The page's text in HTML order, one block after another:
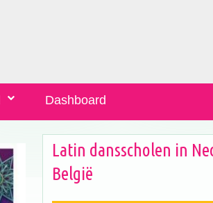
Dashboard
Latin dansscholen in
België